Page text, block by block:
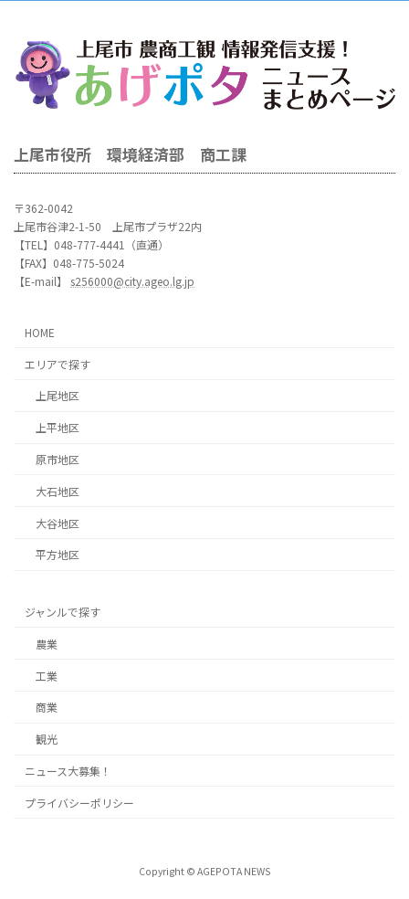
上尾市役所 環境経済部 商工課
〒362-0042
上尾市谷津2-1-50 上尾市プラザ22内
【TEL】048-777-4441（直通）
【FAX】048-775-5024
【E-mail】 s256000@city.ageo.lg.jp
HOME
エリアで探す
上尾地区
上平地区
原市地区
大石地区
大谷地区
平方地区
ジャンルで探す
農業
工業
商業
観光
ニュース大募集！
プライバシーポリシー
Copyright © AGEPOTA NEWS